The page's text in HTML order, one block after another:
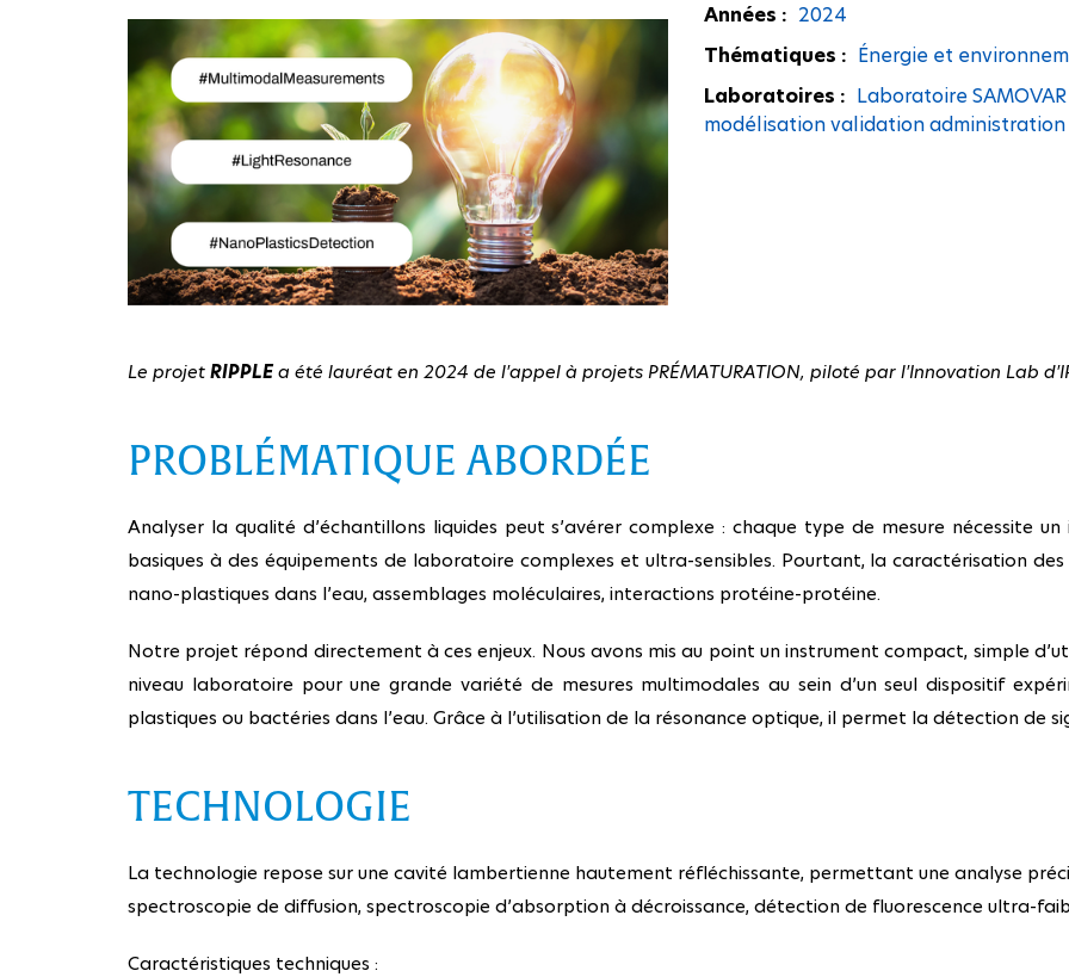
Années : 2024
Thématiques : Énergie et
Laboratoires : Laboratoire
modélisation validation administration
Le projetRIPPLEa été lauréat en 2024 de l'appel à projets PRÉMATURATION, piloté par l'Innovation Lab
PROBLÉMATIQUE ABORDÉE
Analyser la qualité d’échantillons liquides peut s’avérer complexe : chaque type de mesure nécessite
basiques à des équipements de laboratoire complexes et ultra-sensibles. Pourtant, la caractérisation
nano-plastiques dans l’eau, assemblages moléculaires, interactions protéine-protéine.
Notre projet répond directement à ces enjeux. Nous avons mis au point un instrument compact, simple
niveau laboratoire pour une grande variété de mesures multimodales au sein d’un seul dispositif
plastiques ou bactéries dans l’eau. Grâce à l’utilisation de la résonance optique, il permet la détection de
TECHNOLOGIE
La technologie repose sur une cavité lambertienne hautement réfléchissante, permettant une analyse
spectroscopie de diffusion, spectroscopie d’absorption à décroissance, détection de fluorescence ultra-
Caractéristiques techniques :